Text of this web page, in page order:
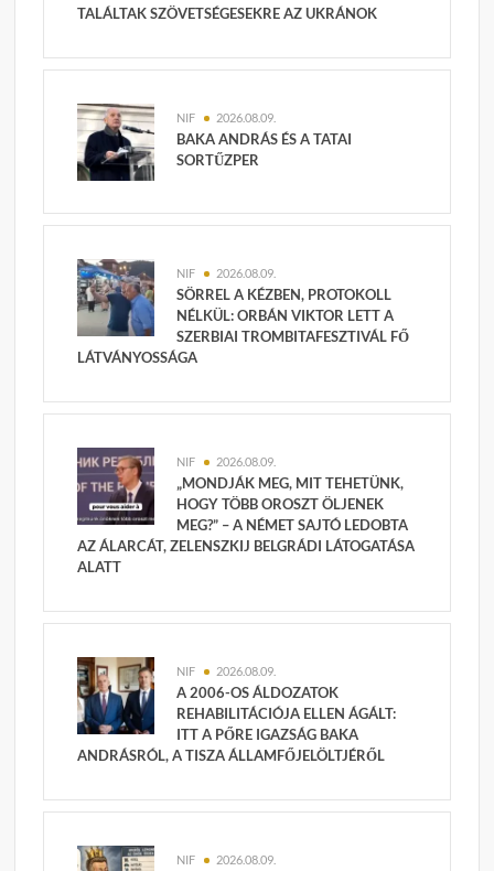
TALÁLTAK SZÖVETSÉGESEKRE AZ UKRÁNOK
NIF 2026.08.09.
BAKA ANDRÁS ÉS A TATAI
SORTŰZPER
NIF 2026.08.09.
SÖRREL A KÉZBEN, PROTOKOLL
NÉLKÜL: ORBÁN VIKTOR LETT A
SZERBIAI TROMBITAFESZTIVÁL FŐ
LÁTVÁNYOSSÁGA
NIF 2026.08.09.
„MONDJÁK MEG, MIT TEHETÜNK,
HOGY TÖBB OROSZT ÖLJENEK
MEG?” – A NÉMET SAJTÓ LEDOBTA
AZ ÁLARCÁT, ZELENSZKIJ BELGRÁDI LÁTOGATÁSA
ALATT
NIF 2026.08.09.
A 2006-OS ÁLDOZATOK
REHABILITÁCIÓJA ELLEN ÁGÁLT:
ITT A PŐRE IGAZSÁG BAKA
ANDRÁSRÓL, A TISZA ÁLLAMFŐJELÖLTJÉRŐL
NIF 2026.08.09.